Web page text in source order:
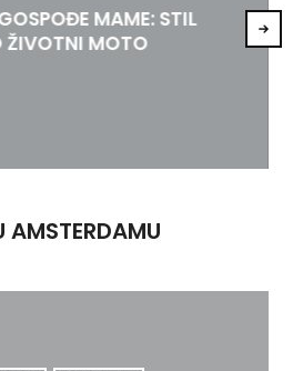
MAME: STIL
ŽIVOTNI MOTO
AMSTERDAMU